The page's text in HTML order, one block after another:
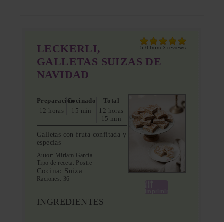
5.0 from 3 reviews
LECKERLI,
GALLETAS SUIZAS DE
NAVIDAD
Preparación
12 horas
Cocinado
15 min
Total
12 horas
15 min
Galletas con fruta confitada y
especias
Autor: Miriam García
Tipo de receta: Postre
Cocina: Suiza
Raciones: 36
INGREDIENTES